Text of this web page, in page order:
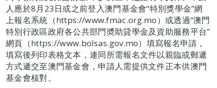
人應於8月23日或之前登入澳門基金會“特別獎學金”網
上報名系統（https://www.fmac.org.mo）或透過“澳門
特別行政區政府各公共部門奬助貸學金及資助服務平台”
網頁（https://www.bolsas.gov.mo）填寫報名申請，
填寫後列印表格文本，連同所需報名文件以親臨或郵遞
方式遞交至澳門基金會，申請人需提供文件正本供澳門
基金會核對。